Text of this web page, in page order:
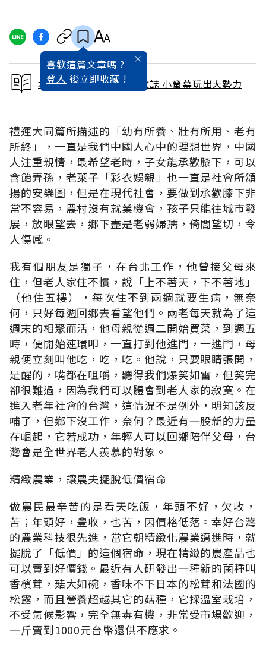
喜歡這篇文章嗎 ?
登入 後立即收藏 !
本文出自 2013 / 1月號雜誌 小螢幕玩出大勢力
禮運大同篇所描述的「幼有所養、壯有所用、老有
所終」，一直是我們中國人心中的理想世界，中國
人注重親情，最希望老時，子女能承歡膝下，可以
含飴弄孫，老萊子「彩衣娛親」也一直是社會所頌
揚的安樂圖，但是在現代社會，要做到承歡膝下非
常不容易，農村沒有就業機會，孩子只能往城市發
展，放眼望去，鄉下盡是老弱婦孺，倚閭望切，令
人傷感。
我有個朋友是獨子，在台北工作，他曾接父母來
住，但老人家住不慣，說「上不著天，下不著地」
（他住五樓），每次住不到兩週就要生病，無奈
何，只好每週回鄉去看望他們。兩老每天就為了這
週末的相聚而活，他母親從週二開始買菜，到週五
時，便開始連環叩，一直打到他進門，一進門，母
親便立刻叫他吃，吃，吃。他說，只要眼睛張開，
是醒的，嘴都在咀嚼，聽得我們爆笑如雷，但笑完
卻很難過，因為我們可以體會到老人家的寂寞。在
進入老年社會的台灣，這情況不是例外，明知該反
哺了，但鄉下沒工作，奈何？最近有一股新的力量
在崛起，它若成功，年輕人可以回鄉陪伴父母，台
灣會是全世界老人羨慕的對象。
精緻農業，讓農夫擺脫低價宿命
做農民最辛苦的是看天吃飯，年頭不好，欠收，
苦；年頭好，豐收，也苦，因價格低落。幸好台灣
的農業科技很先進，當它朝精緻化農業邁進時，就
擺脫了「低價」的這個宿命，現在精緻的農產品也
可以賣到好價錢。最近有人研發出一種新的菌種叫
香檳茸，菇大如碗，香味不下日本的松茸和法國的
松露，而且營養超越其它的菇種，它採溫室栽培，
不受氣候影響，完全無毒有機，非常受市場歡迎，
一斤賣到1000元台幣還供不應求。